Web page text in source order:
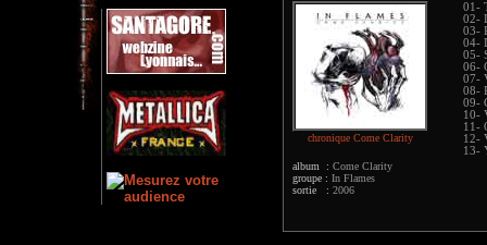
chronique Come Clarity
album : Come Clarity
groupe : In Flames
sortie : 2006
01-
02-
03-
04-
05-
06-
07-
08-
09-
10-
11-
12-
13-